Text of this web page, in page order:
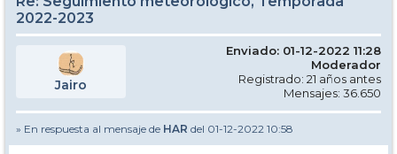
2022-2023
Jairo
Enviado: 01-12-2022 11:28
Moderador
Registrado: 21 años antes
Mensajes: 36.650
» En respuesta al mensaje de HAR del 01-12-2022 10:58